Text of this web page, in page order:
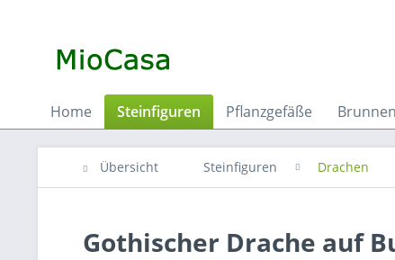
Home Steinfiguren Pflanzgefäße
Übersicht Steinfiguren Drachen
Gothischer Drache auf